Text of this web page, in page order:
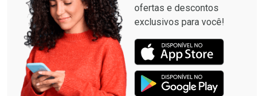
ofertas e descontos
exclusivos para você!